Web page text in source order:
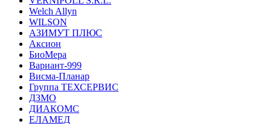
Welch Allyn
WILSON
АЗИМУТ ПЛЮС
Аксион
БиоМера
Вариант-999
Висма-Планар
Группа ТЕХСЕРВИС
ДЗМО
ДИАКОМС
ЕЛАМЕД